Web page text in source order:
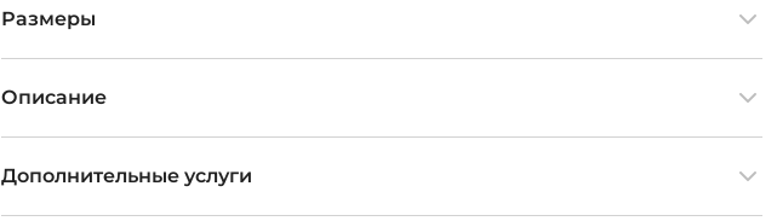
Размеры
Описание
Дополнительные услуги